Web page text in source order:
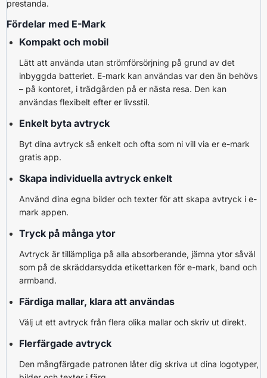
prestanda.
Fördelar med E-Mark
Kompakt och mobil
Lätt att använda utan strömförsörjning på grund av det
inbyggda batteriet. E-mark kan användas var den än behövs
– på kontoret, i trädgården på er nästa resa. Den kan
användas flexibelt efter er livsstil.
Enkelt byta avtryck
Byt dina avtryck så enkelt och ofta som ni vill via er e-mark
gratis app.
Skapa individuella avtryck enkelt
Använd dina egna bilder och texter för att skapa avtryck i e-
mark appen.
Tryck på många ytor
Avtryck är tillämpliga på alla absorberande, jämna ytor såväl
som på de skräddarsydda etikettarken för e-mark, band och
armband.
Färdiga mallar, klara att användas
Välj ut ett avtryck från flera olika mallar och skriv ut direkt.
Flerfärgade avtryck
Den mångfärgade patronen låter dig skriva ut dina logotyper,